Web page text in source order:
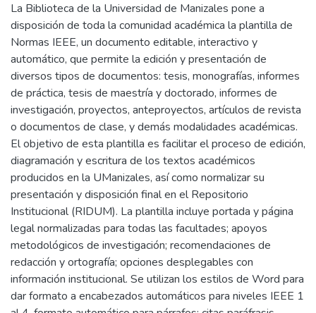
La Biblioteca de la Universidad de Manizales pone a
disposición de toda la comunidad académica la plantilla de
Normas IEEE, un documento editable, interactivo y
automático, que permite la edición y presentación de
diversos tipos de documentos: tesis, monografías, informes
de práctica, tesis de maestría y doctorado, informes de
investigación, proyectos, anteproyectos, artículos de revista
o documentos de clase, y demás modalidades académicas.
El objetivo de esta plantilla es facilitar el proceso de edición,
diagramación y escritura de los textos académicos
producidos en la UManizales, así como normalizar su
presentación y disposición final en el Repositorio
Institucional (RIDUM). La plantilla incluye portada y página
legal normalizadas para todas las facultades; apoyos
metodológicos de investigación; recomendaciones de
redacción y ortografía; opciones desplegables con
información institucional. Se utilizan los estilos de Word para
dar formato a encabezados automáticos para niveles IEEE 1